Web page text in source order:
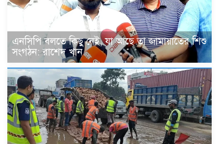
এনসিপি বলতে কিছু নেই, যা আছে তা জামায়াতের শিশু
সংগঠন: রাশেদ খান